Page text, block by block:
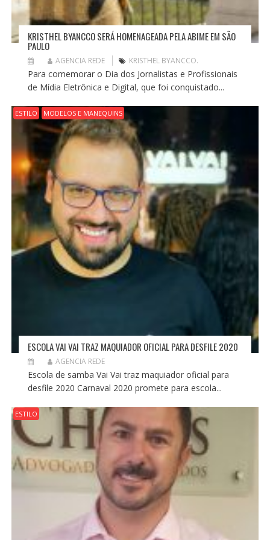
KRISTHEL BYANCCO SERÁ HOMENAGEADA PELA ABIME EM SÃO
PAULO
AGENCIA REDE KRISTHEL BYANCCO.
Para comemorar o Dia dos Jornalistas e Profissionais
de Mídia Eletrônica e Digital, que foi conquistado...
ESTILO MODELOS E MANEQUINS
ESCOLA VAI VAI TRAZ MAQUIADOR OFICIAL PARA DESFILE 2020
AGENCIA REDE
Escola de samba Vai Vai traz maquiador oficial para
desfile 2020 Carnaval 2020 promete para escola...
ESTILO